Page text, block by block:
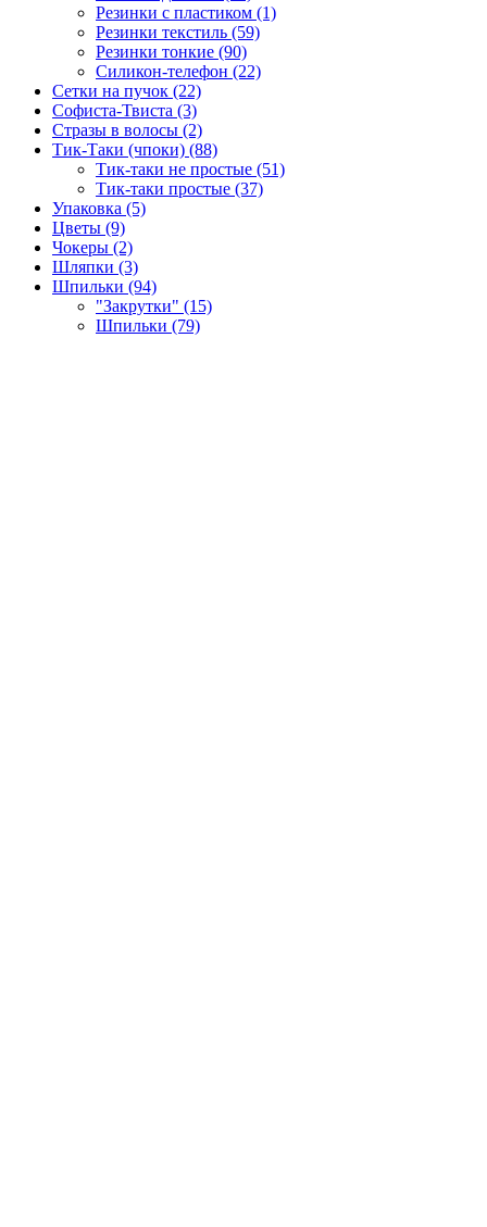
Резинки с пластиком (1)
Резинки текстиль (59)
Резинки тонкие (90)
Силикон-телефон (22)
Сетки на пучок (22)
Софиста-Твиста (3)
Стразы в волосы (2)
Тик-Таки (чпоки) (88)
Тик-таки не простые (51)
Тик-таки простые (37)
Упаковка (5)
Цветы (9)
Чокеры (2)
Шляпки (3)
Шпильки (94)
"Закрутки" (15)
Шпильки (79)